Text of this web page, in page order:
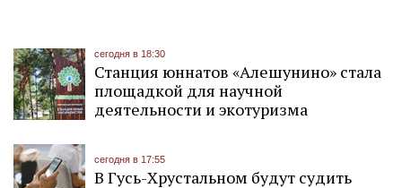
сегодня в 18:30
Станция юннатов «Алешунино» стала
площадкой для научной
деятельности и экотуризма
сегодня в 17:55
В Гусь-Хрустальном будут судить